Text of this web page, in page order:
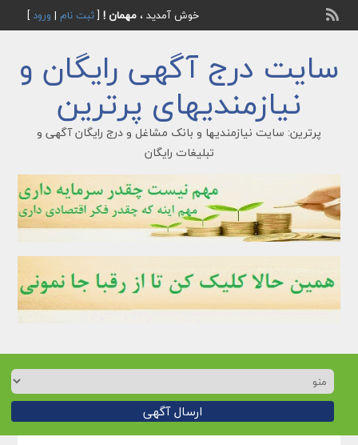
خوش آمدید ، مهمان ![ثبت نام | ورود]
سایت درج آگهی رایگان و
نیازمندیهای پرترین
پرترین: سایت نیازمندیها و بانک مشاغل و درج رایگان آگهی و
تبلیغات رایگان
ارسال آگهی